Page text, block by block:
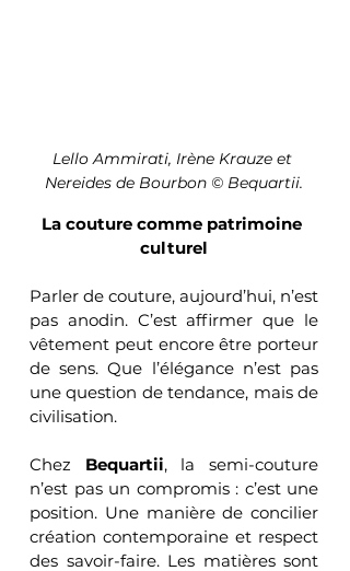
Lello Ammirati, Irène Krauze et
Nereides de Bourbon © Bequartii.
La couture comme patrimoine
culturel
Parler de couture, aujourd’hui, n’est
pas anodin. C’est affirmer que le
vêtement peut encore être porteur
de sens. Que l’élégance n’est pas
une question de tendance, mais de
civilisation.
Chez Bequartii, la semi-couture
n’est pas un compromis : c’est une
position. Une manière de concilier
création contemporaine et respect
des savoir-faire. Les matières sont